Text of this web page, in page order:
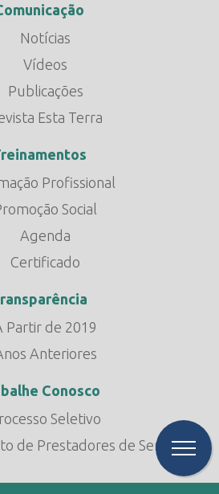
Notícias
Vídeos
Publicações
Esta Terra
Profissional
Social
Agenda
Certificado
Partir de 2019
Anteriores
Conosco
Seletivo
de Prestadores de Serviço